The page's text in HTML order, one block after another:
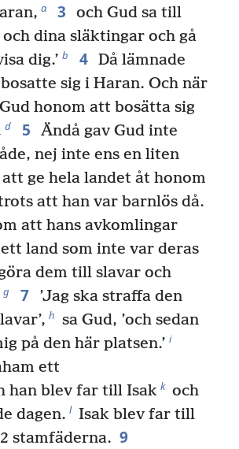
a 3
och Gud sa till
dina släktingar och gå
dig.’ b 4 Då lämnade
sig i Haran. Och när
honom att bosätta sig
d 5
Ändå gav Gud inte
nej inte ens en liten
ge hela landet åt honom
att han var barnlös då.
att hans avkomlingar
land som inte var deras
dem till slavar och
g 7
’Jag ska straffa den
h sa Gud, ’och sedan
på den här platsen.’ i
ett
han blev far till Isak k och
dagen. l Isak blev far till
stamfäderna. 9